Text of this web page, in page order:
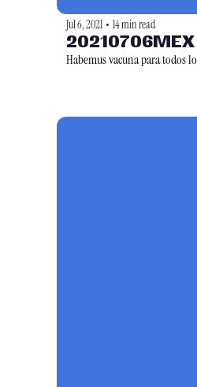
Jul 6, 2021 • 14 min read
20210706MEX
Habemus vacuna para todos